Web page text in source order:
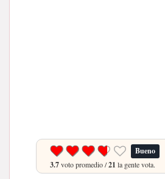
Bueno
3.7voto promedio /21 la gente vota.